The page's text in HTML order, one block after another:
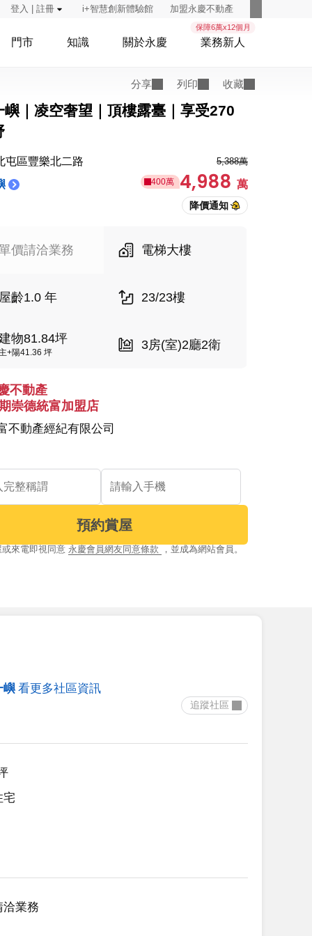
登入 | 註冊 i+智慧創新體驗館 加盟永慶不動產
門市 知識 關於永慶
保障6萬x12個月
業務新人
分享 列印 收藏
嶼｜凌空奢望｜頂樓露臺｜享受270
屯區豐樂北二路
5,388萬
400萬 4,988 萬
價請洽業務 電梯大樓
齡1.0 年 23/23樓
物81.84坪
+陽41.36 坪
3房(室)2廳2衛
不動產
崇德統富加盟店
不動產經紀有限公司
預約賞屋
來電即視同意 永慶會員網友同意條款 ，並成為網站會員。
嶼 看更多社區資訊
宅
洽業務